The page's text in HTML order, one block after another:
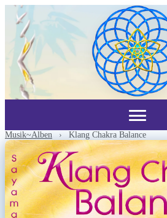
Musik~Alben › Klang Chakra Balance